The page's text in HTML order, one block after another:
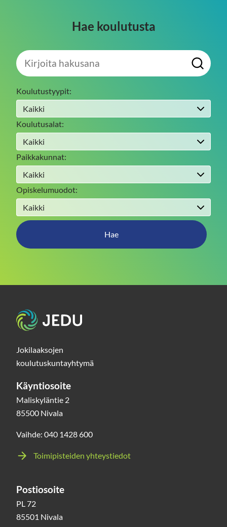
Hae koulutusta
Kirjoita
hakusana
H
Koulutustyypit:
Koulutusalat:
Paikkakunnat:
Opiskelumuodot:
Hae
Etusivu
Jokilaaksojen
koulutuskuntayhtymä
Käyntiosoite
Maliskyläntie 2
85500 Nivala
Vaihde: 040 1428 600
Toimipisteiden yhteystiedot
Postiosoite
PL 72
85501 Nivala